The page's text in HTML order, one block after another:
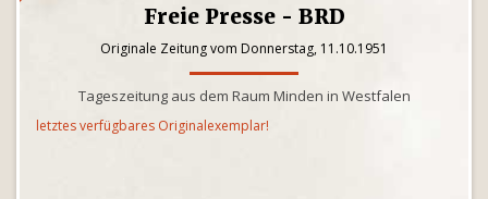
Freie Presse - BRD
Originale Zeitung vom Donnerstag, 11.10.1951
Tageszeitung aus dem Raum Minden in Westfalen
letztes verfügbares Originalexemplar!